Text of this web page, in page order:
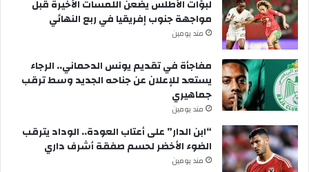
لبؤات الأطلس يضعن اللمسات الأخيرة قبل
مواجهة جنوب إفريقيا في ربع النهائي
مند يومين
مفاجأة في تقديم يونس الدحماني.. الرجاء
يستعد للإعلان عن جناحه الجديد وسط ترقب
جماهيري
مند يومين
“ابن الدار” على أعتاب العودة.. الوداد يترقب
الضوء الأخضر لحسم صفقة أشرف داري
مند يومين